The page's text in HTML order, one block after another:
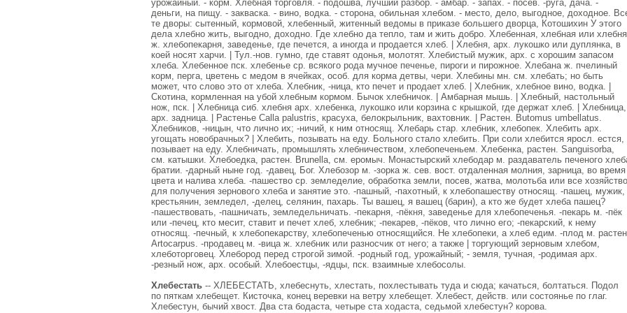
урожайный. - корм. Хлебная торговля. - подошва, лучший разбор. - амбар. - запах. - посев. -руга, дача. -
деньги, на пищу. - закваска. - вино, водка. - сторона, обильная хлебом. - место, дело, выгодное, доходное.
те дворы: сытенный, кормовой, хлебенный, житенный ведомы в приказе большего дворца, Котошихин У этого
дела хлебно жить, выгодно, доходно. Где хлебно да тепло, там и жить добро. Хлебенная, хлебная или хлебня
ж. хлебопекарня, заведенье, где печется, а иногда и продается хлеб. | Хлебня, арх. лукошко или дуплянка, в
коей носят харчи. | Тул.-нов. гумно, где ставят одонья, молотят. Хлебистый мужик, арх. с хорошим запасом
хлеба. Хлебенное пск. хлебенье ср. всякого рода мучное печенье, пироги и пирожное. Хлебана ж. пчелиный
корм, перга, цветень с медом в ячейках, особ. для корма детвы, чери. Хлебины мн. см. хлебать; но быть
может, что слово это от хлеба. Хлебник, -ница, кто печет и продает хлеб. | Хлебник, хлебное вино, водка. |
Скотина, кормленная на убой хлебным кормом. Бычок хлебничок. | Амбарная мышь. | Хлебный, настольный
нож, пск. | Хлебница сиб. хлебня арх. хлебенка, лукошко или корзина с крышкой, где держат хлеб. | Хлебница,
арх. задница. | Растенье Calla palustris, красуха, белокрыльник, вахтовник. | Растен. Butomus umbellatus.
Хлебников, -ницын, что лично их; -ничий, к ним относящ. Хлебарь стар. хлебник, хлебопек. Хлебить арх.
угощать новобрачных? | Хлебить, позывать на еду. Больного стало хлебить. При соли хлебится яросл. естся,
позывает на еду. Хлебничать, промышлять хлебничеством, хлебопеченьем. Хлебенка, растен. Sanguisorba,
см. катышки. Хлебоедка, растен. Brunella, см. еромыч. Монастырский хлебодар м. раздаватель печеного
братии. -дарный ныне год. -давец, Бог. Хлебозор м. -зорка ж. сев. вост. отдаленная молния, зарница, во время
цвета и налива хлеба. -пашество ср. земледелие, обработка земли, посев, жатва, молотьба или все хозяйство
для получения зернового хлеба и занятие это. -пашный, -пахотный, к хлебопашеству относящ. -пашец, мужик,
крестьянин, земледел, -делец, селянин, пахарь. Ты вашец, я вашец (барин), а кто же будет хлеба пашец?
-пашествовать, -пашничать, земледельничать. -пекарня, -пёкня, заведенье для хлебопеченья. -пекарь м. -пёк
или -печец, кто месит, ставит и печет хлеб, хлебник; -пекарев, -пёков, что лично его; -пекарский, к нему
относящ. -печный, к хлебопекарству, хлебопеченью относящийся. Не хлебопеки, а хлеб едим. -плод м.
Artocarpus. -продавец м. -вица ж. хлебник или разносчик от него; а также | торгующий зерновым хлебом,
хлеботорговец. Хлебород перед строгой зимой. -родный год, урожайный; - земля, тучная, -родимая арх.
-резный нож, арх. особый. Хлебоестцы, -ядцы, пск. взаимные хлебосолы.
Хлебестать-- ХЛЕБЕСТАТЬ, хлебеснуть, хлестать, похлестывать туда и сюда; качаться, болтаться. Подол
по пяткам хлебещет. Кисточка, конец веревки на ветру хлебещет. Хлебест, действ. или состоянье по глаг.
Хлебестун, бычий хвост. Два ста бодаста, четыре ста ходаста, седьмой хлебестун? корова.